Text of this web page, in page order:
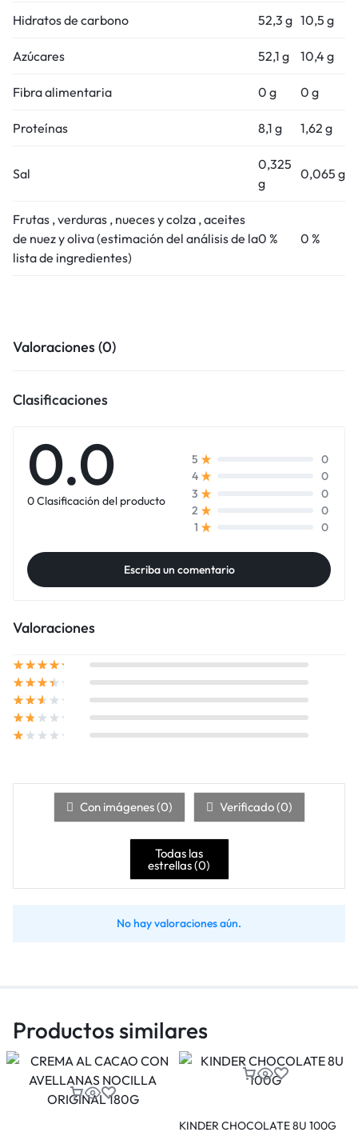
Hidratos de carbono 52,3 g 10,5 g
Azúcares 52,1 g 10,4 g
Fibra alimentaria 0 g 0 g
Proteínas 8,1 g 1,62 g
Sal
0,325
g
0,065 g
Frutas ‚ verduras ‚ nueces y colza ‚ aceites
de nuez y oliva (estimación del análisis de la
lista de ingredientes)
0 % 0 %
Valoraciones (0)
Clasificaciones
0.0
0 Clasificación del producto
5
0
4
0
3
0
2
0
1
0
Escriba un comentario
Valoraciones
Con imágenes (0) Verificado (0)
Todas las
estrellas (0)
No hay valoraciones aún.
Productos similares
KINDER CHOCOLATE 8U 100G